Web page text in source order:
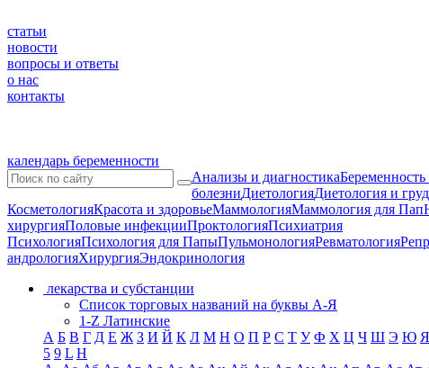
статьи
новости
вопросы и ответы
о нас
контакты
календарь беременности
Анализы и диагностика
болезниДиетологияДиетология и
КосметологияКрасота и здоровьеМаммологияМаммология для Пап
хирургияПоловые инфекцииПроктологияПсихиатрия
ПсихологияПсихология для ПапыПульмонологияРевматология
андрологияХирургияЭндокринология
лекарства и субстанции
Список торговых названий на буквы А-Я
1-Z Латинские
А Б В Г Д Е Ж З И Й К Л М Н О П Р С Т У Ф Х Ц Ч Ш Э Ю Я
5 9 L H